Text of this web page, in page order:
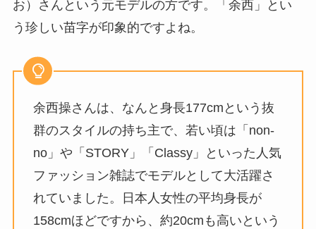
お）さんという元モデルの方です。「余西」とい
う珍しい苗字が印象的ですよね。
余西操さんは、なんと身長177cmという抜
群のスタイルの持ち主で、若い頃は「non-
no」や「STORY」「Classy」といった人気
ファッション雑誌でモデルとして大活躍さ
れていました。日本人女性の平均身長が
158cmほどですから、約20cmも高いという